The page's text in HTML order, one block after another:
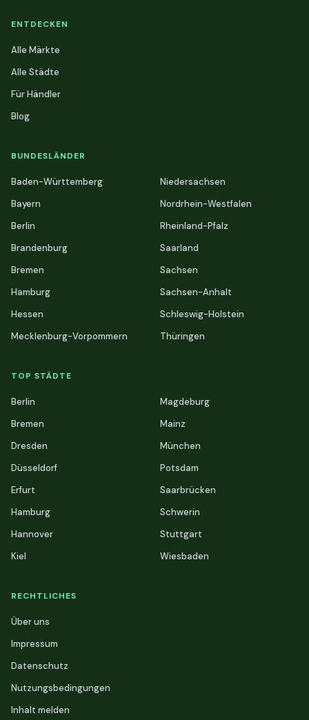
ENTDECKEN
Alle Märkte
Alle Städte
Für Händler
Blog
BUNDESLÄNDER
Baden-Württemberg
Bayern
Berlin
Brandenburg
Bremen
Hamburg
Hessen
Mecklenburg-Vorpommern
Niedersachsen
Nordrhein-Westfalen
Rheinland-Pfalz
Saarland
Sachsen
Sachsen-Anhalt
Schleswig-Holstein
Thüringen
TOP STÄDTE
Berlin
Bremen
Dresden
Düsseldorf
Erfurt
Hamburg
Hannover
Kiel
Magdeburg
Mainz
München
Potsdam
Saarbrücken
Schwerin
Stuttgart
Wiesbaden
RECHTLICHES
Über uns
Impressum
Datenschutz
Nutzungsbedingungen
Inhalt melden